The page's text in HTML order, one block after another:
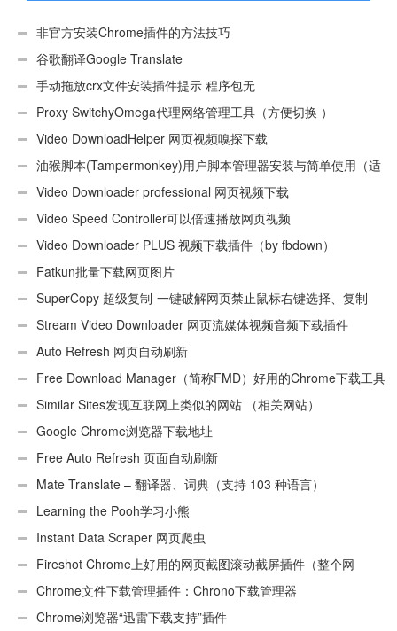
非官方安装Chrome插件的方法技巧
谷歌翻译Google Translate
手动拖放crx文件安装插件提示 程序包无
效:“CEX_HEADER_INVALID”的解决办法
Proxy SwitchyOmega代理网络管理工具（方便切换 ）
Video DownloadHelper 网页视频嗅探下载
油猴脚本(Tampermonkey)用户脚本管理器安装与简单使用（适
用Android）
Video Downloader professional 网页视频下载
Video Speed Controller可以倍速播放网页视频
Video Downloader PLUS 视频下载插件（by fbdown）
Fatkun批量下载网页图片
SuperCopy 超级复制-一键破解网页禁止鼠标右键选择、复制
Stream Video Downloader 网页流媒体视频音频下载插件
Auto Refresh 网页自动刷新
Free Download Manager（简称FMD）好用的Chrome下载工具
插件Similar Sites发现互联网上类似的网站 （相关网站）
Google Chrome浏览器下载地址
Free Auto Refresh 页面自动刷新
Mate Translate – 翻译器、词典（支持 103 种语言）
Learning the Pooh学习小熊
Instant Data Scraper 网页爬虫
Fireshot Chrome上好用的网页截图滚动截屏插件（整个网
页）Chrome文件下载管理插件：Chrono下载管理器
Chrome浏览器“迅雷下载支持”插件